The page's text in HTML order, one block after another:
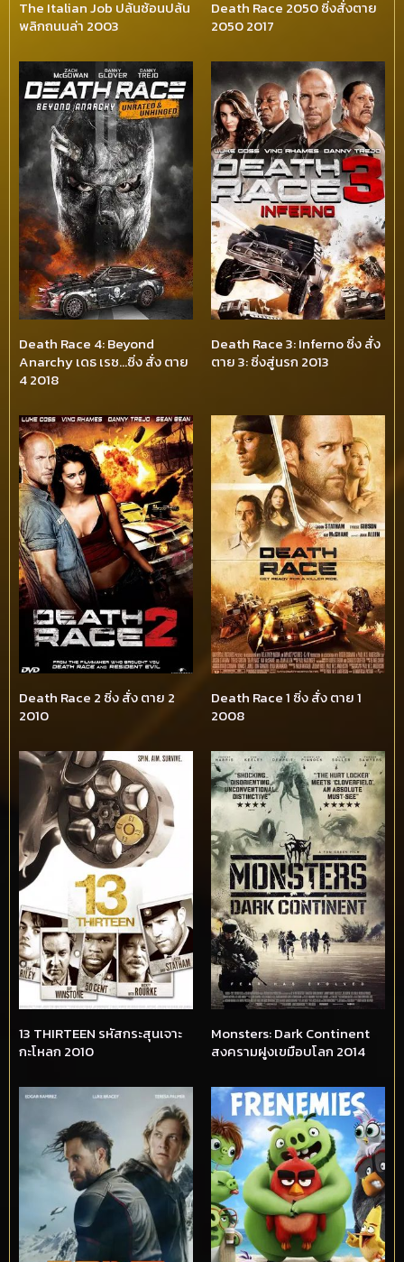
The Italian Job ปล้นซ้อนปล้น
พลิกถนนล่า 2003
Death Race 2050 ซิ่งสั่งตาย
2050 2017
Death Race 4: Beyond
Anarchy เดธ เรซ…ซิ่ง สั่ง ตาย
4 2018
Death Race 3: Inferno ซิ่ง สั่ง
ตาย 3: ซิ่งสู่นรก 2013
Death Race 2 ซิ่ง สั่ง ตาย 2
2010
Death Race 1 ซิ่ง สั่ง ตาย 1
2008
13 THIRTEEN รหัสกระสุนเจาะ
กะโหลก 2010
Monsters: Dark Continent
สงครามฝูงเขมือบโลก 2014